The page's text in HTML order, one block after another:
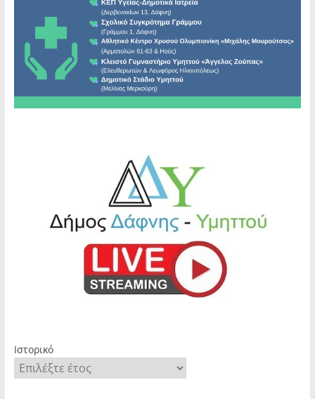
Ιστορικό